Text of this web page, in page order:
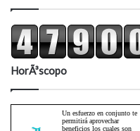
HorÃ³scopo